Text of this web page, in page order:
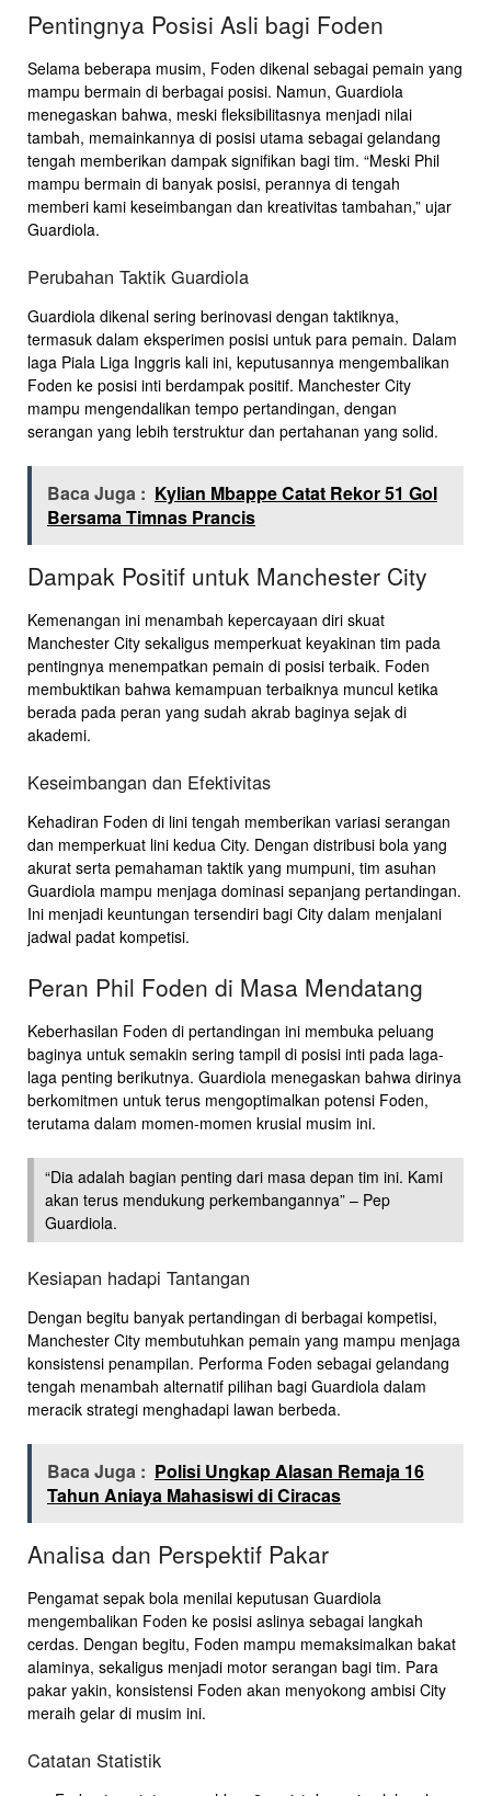
Pentingnya Posisi Asli bagi Foden
Selama beberapa musim, Foden dikenal sebagai pemain yang
mampu bermain di berbagai posisi. Namun, Guardiola
menegaskan bahwa, meski fleksibilitasnya menjadi nilai
tambah, memainkannya di posisi utama sebagai gelandang
tengah memberikan dampak signifikan bagi tim. “Meski Phil
mampu bermain di banyak posisi, perannya di tengah
memberi kami keseimbangan dan kreativitas tambahan,” ujar
Guardiola.
Perubahan Taktik Guardiola
Guardiola dikenal sering berinovasi dengan taktiknya,
termasuk dalam eksperimen posisi untuk para pemain. Dalam
laga Piala Liga Inggris kali ini, keputusannya mengembalikan
Foden ke posisi inti berdampak positif. Manchester City
mampu mengendalikan tempo pertandingan, dengan
serangan yang lebih terstruktur dan pertahanan yang solid.
Baca Juga : Kylian Mbappe Catat Rekor 51 Gol
Bersama Timnas Prancis
Dampak Positif untuk Manchester City
Kemenangan ini menambah kepercayaan diri skuat
Manchester City sekaligus memperkuat keyakinan tim pada
pentingnya menempatkan pemain di posisi terbaik. Foden
membuktikan bahwa kemampuan terbaiknya muncul ketika
berada pada peran yang sudah akrab baginya sejak di
akademi.
Keseimbangan dan Efektivitas
Kehadiran Foden di lini tengah memberikan variasi serangan
dan memperkuat lini kedua City. Dengan distribusi bola yang
akurat serta pemahaman taktik yang mumpuni, tim asuhan
Guardiola mampu menjaga dominasi sepanjang pertandingan.
Ini menjadi keuntungan tersendiri bagi City dalam menjalani
jadwal padat kompetisi.
Peran Phil Foden di Masa Mendatang
Keberhasilan Foden di pertandingan ini membuka peluang
baginya untuk semakin sering tampil di posisi inti pada laga-
laga penting berikutnya. Guardiola menegaskan bahwa dirinya
berkomitmen untuk terus mengoptimalkan potensi Foden,
terutama dalam momen-momen krusial musim ini.
“Dia adalah bagian penting dari masa depan tim ini. Kami
akan terus mendukung perkembangannya” – Pep
Guardiola.
Kesiapan hadapi Tantangan
Dengan begitu banyak pertandingan di berbagai kompetisi,
Manchester City membutuhkan pemain yang mampu menjaga
konsistensi penampilan. Performa Foden sebagai gelandang
tengah menambah alternatif pilihan bagi Guardiola dalam
meracik strategi menghadapi lawan berbeda.
Baca Juga : Polisi Ungkap Alasan Remaja 16
Tahun Aniaya Mahasiswi di Ciracas
Analisa dan Perspektif Pakar
Pengamat sepak bola menilai keputusan Guardiola
mengembalikan Foden ke posisi aslinya sebagai langkah
cerdas. Dengan begitu, Foden mampu memaksimalkan bakat
alaminya, sekaligus menjadi motor serangan bagi tim. Para
pakar yakin, konsistensi Foden akan menyokong ambisi City
meraih gelar di musim ini.
Catatan Statistik